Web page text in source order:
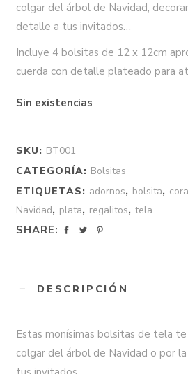
colgar del árbol de Navidad,
detalle a tus invitados…
Incluye 4 bolsitas de 12 x 12cm
cuerda con detalle plateado para
Sin existencias
SKU: BT001
CATEGORÍA: Bolsitas
ETIQUETAS: adornos, bolsita,
Navidad, plata, regalitos, tela
SHARE:
DESCRIPCIÓN
Estas monísimas bolsitas de tela
colgar del árbol de Navidad o por